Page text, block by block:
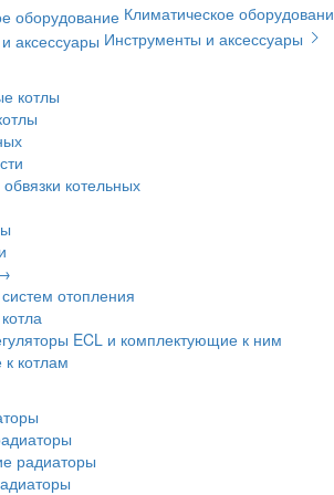
Климатическое
Инструменты и аксессуары
котлы
котельных
отопления
ECL и комплектующие к ним
котлам
радиаторы